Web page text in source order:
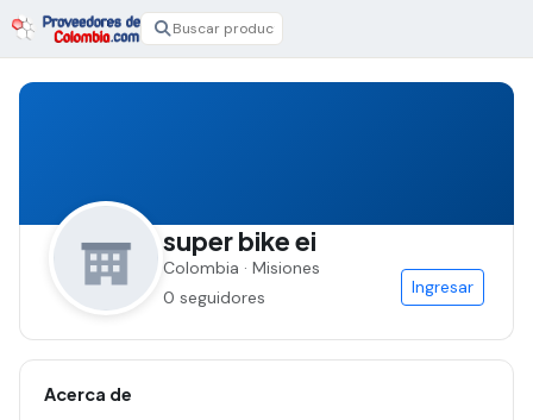
super bike ei
Colombia · Misiones
0 seguidores
Ingresar
Acerca de